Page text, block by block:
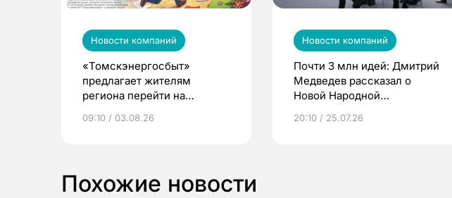
Новости компаний
«Томскэнергосбыт»
предлагает жителям
региона перейти на
выиграть призы
09:10 / 03.08.26
Новости компаний
Почти 3 млн идей: Дмитрий
Медведев рассказал о
Новой Народной
20:10 / 25.07.26
Похожие новости